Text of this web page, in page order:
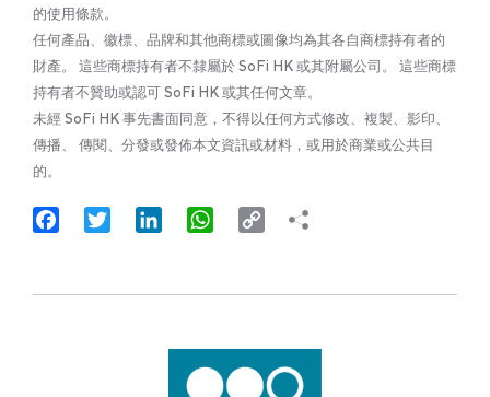
的使用條款。
任何產品、徽標、品牌和其他商標或圖像均為其各自商標持有者的
財產。 這些商標持有者不隸屬於 SoFi HK 或其附屬公司。 這些商標
持有者不贊助或認可 SoFi HK 或其任何文章。
未經 SoFi HK 事先書面同意，不得以任何方式修改、複製、影印、
傳播、 傳閱、分發或發佈本文資訊或材料，或用於商業或公共目
的。
FacebookTwitter LinkedInWhatsApp
Copy